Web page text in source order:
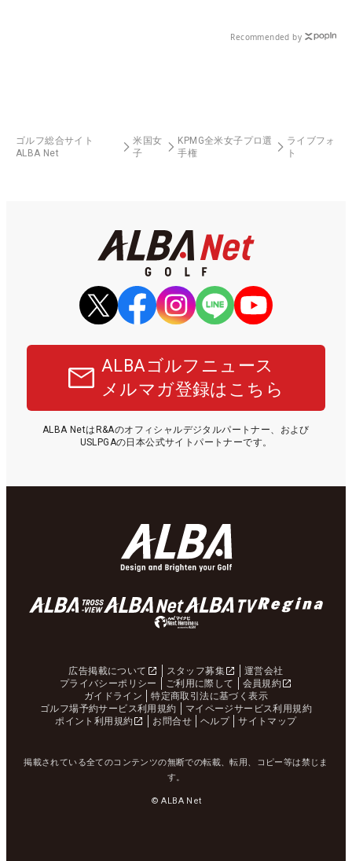
Recommended by
ゴルフ総合サイト
ALBA Net
米国女
子
KPMG全米女子プロ選
手権
ライブフォ
ト
ALBAゴルフニュース
メルマガ登録はこちら
ALBA NetはR&Aのオフィシャルデジタルパートナー、および
USLPGAの日本公式サイトパートナーです。
広告掲載について スタッフ募集
運営会社
プライバシーポリシー
ご利用に際して
会員規約
ガイドライン
特定商取引法に基づく表示
ゴルフ場予約サービス利用規約
マイページサービス利用規約
ポイント利用規約
お問合せ ヘルプ サイトマップ
掲載されている全てのコンテンツの無断での転載、転用、コピー等は禁じま
す。
© ALBA Net